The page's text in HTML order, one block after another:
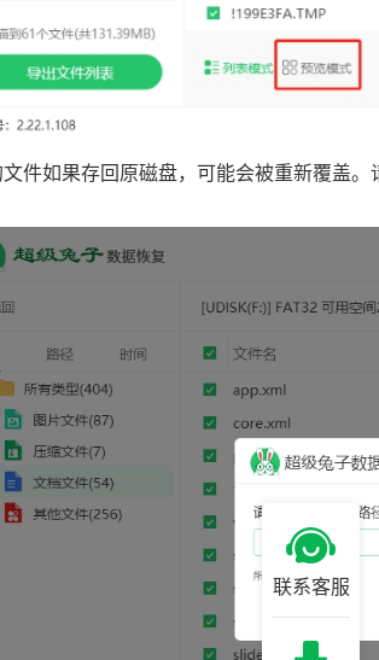
件如果存回原磁盘，可能会被重新覆盖
联系客服